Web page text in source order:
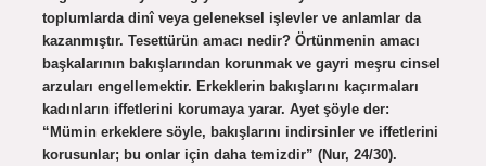
toplumlarda dinî veya geleneksel işlevler ve anlamlar da
kazanmıştır. Tesettürün amacı nedir? Örtünmenin amacı
başkalarının bakışlarından korunmak ve gayri meşru cinsel
arzuları engellemektir. Erkeklerin bakışlarını kaçırmaları
kadınların iffetlerini korumaya yarar. Ayet şöyle der:
“Mümin erkeklere söyle, bakışlarını indirsinler ve iffetlerini
korusunlar; bu onlar için daha temizdir” (Nur, 24/30).